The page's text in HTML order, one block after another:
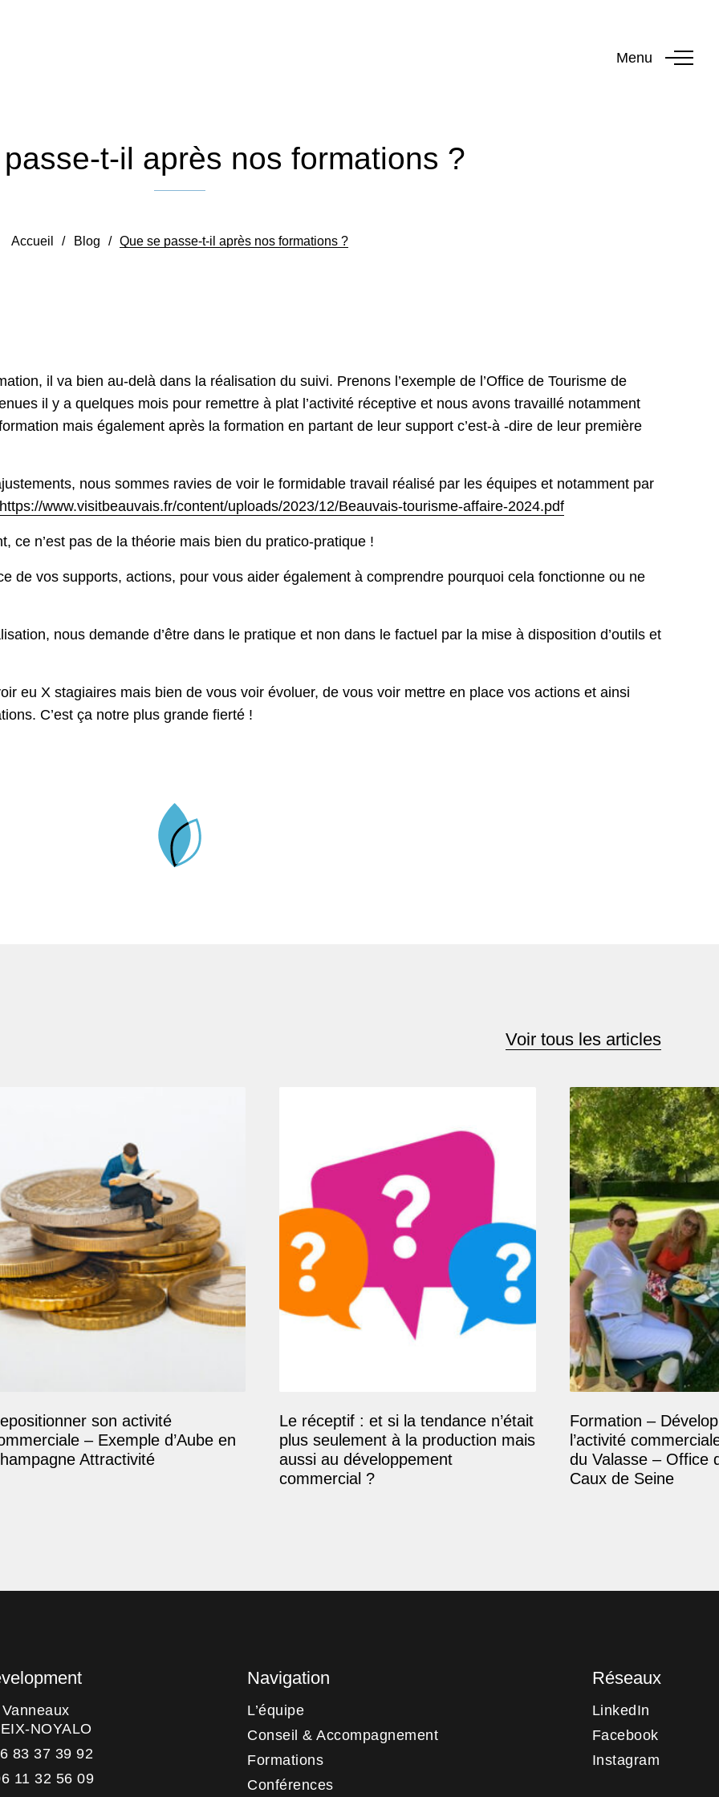
Menu
t-il après nos formations ?
Accueil / Blog / Que se passe-t-il après nos formations ?
il va bien au-delà dans la réalisation du suivi. Prenons l’exemple de l’Office de Tourisme de
il y a quelques mois pour remettre à plat l’activité réceptive et nous avons travaillé notamment
mais également après la formation en partant de leur support c’est-à -dire de leur première
nous sommes ravies de voir le formidable travail réalisé par les équipes et notamment par
https://www.visitbeauvais.fr/content/uploads/2023/12/Beauvais-tourisme-affaire-2024.pdf
ce n’est pas de la théorie mais bien du pratico-pratique !
de vos supports, actions, pour vous aider également à comprendre pourquoi cela fonctionne ou ne
nous demande d’être dans le pratique et non dans le factuel par la mise à disposition d’outils et
eu X stagiaires mais bien de vous voir évoluer, de vous voir mettre en place vos actions et ainsi
C’est ça notre plus grande fierté !
Voir tous les articles
son activité
– Exemple d’Aube en
Attractivité
Le réceptif : et si la tendance n’était
plus seulement à la production mais
aussi au développement
commercial ?
Formation –
l’activité
du Valasse – Office
Caux de Seine
NOYALO
83 37 39 92
11 32 56 09
Navigation
L’équipe
Conseil & Accompagnement
Formations
Conférences
Réseaux
LinkedIn
Facebook
Instagram